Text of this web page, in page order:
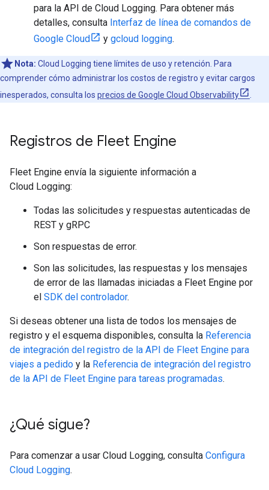
para la API de Cloud Logging. Para obtener más
detalles, consulta Interfaz de línea de comandos de
Google Cloud
y gcloud logging.
Nota: Cloud Logging tiene límites de uso y retención. Para
comprender cómo administrar los costos de registro y evitar cargos
inesperados, consulta los precios de Google Cloud Observability
Registros de Fleet Engine
Fleet Engine envía la siguiente información a
Cloud Logging:
Todas las solicitudes y respuestas autenticadas de
REST y gRPC
Son respuestas de error.
Son las solicitudes, las respuestas y los mensajes
de error de las llamadas iniciadas a Fleet Engine por
el SDK del controlador.
Si deseas obtener una lista de todos los mensajes de
registro y el esquema disponibles, consulta la Referencia
de integración del registro de la API de Fleet Engine para
viajes a pedido y la Referencia de integración del registro
de la API de Fleet Engine para tareas programadas.
¿Qué sigue?
Para comenzar a usar Cloud Logging, consulta Configura
Cloud Logging.